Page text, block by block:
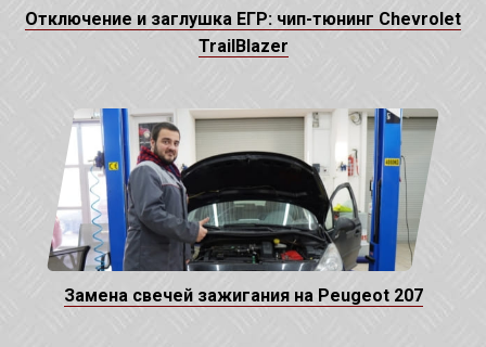
Отключение и заглушка ЕГР: чип-тюнинг Chevrolet
TrailBlazer
Замена свечей зажигания на Peugeot 207